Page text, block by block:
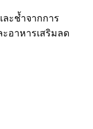
ะช้ำจากการ
อาหารเสริมลด